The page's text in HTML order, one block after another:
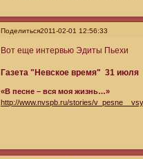
Поделиться2011-02-01 12:56:33
Вот еще интервью Эдиты Пьехи
Газета "Невское время" 31 июля
«В песне – вся моя жизнь…»
http://www.nvspb.ru/stories/